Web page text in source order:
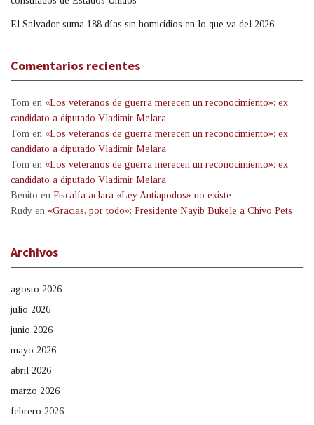
El Salvador suma 188 días sin homicidios en lo que va del 2026
Comentarios recientes
Tom en «Los veteranos de guerra merecen un reconocimiento»: ex
candidato a diputado Vladimir Melara
Tom en «Los veteranos de guerra merecen un reconocimiento»: ex
candidato a diputado Vladimir Melara
Tom en «Los veteranos de guerra merecen un reconocimiento»: ex
candidato a diputado Vladimir Melara
Benito en Fiscalía aclara «Ley Antiapodos» no existe
Rudy en «Gracias, por todo»: Presidente Nayib Bukele a Chivo Pets
Archivos
agosto 2026
julio 2026
junio 2026
mayo 2026
abril 2026
marzo 2026
febrero 2026